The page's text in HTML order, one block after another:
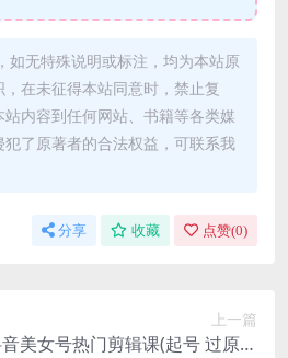
如无特殊说明或标注，均为本站原
在未征得本站同意时，禁止复
内容到任何网站、书籍等各类媒
了原著者的合法权益，可联系我
分享 收藏 点赞(0)
上一篇
美女号热门剪辑课(起号 过原创